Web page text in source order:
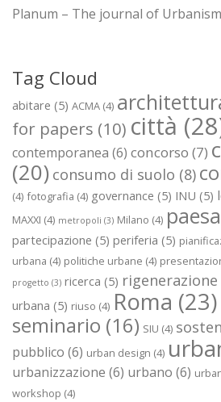
Planum – The journal of Urbanism
Tag Cloud
abitare (5) ACMA (4)
for papers (10) città
contemporanea (6) concorso (7)
(20) consumo di suolo (8)
(4) fotografia (4) governance (5) INU (5)
MAXXI (4) metropoli (3) Milano (4)
partecipazione (5) periferia (5)
urbana (4) politiche urbane (4)
progetto (3) ricerca (5) rigenerazione
urbana (5) riuso (4) Roma (23)
seminario (16) SIU (4)
pubblico (6) urban design (4)
urbanizzazione (6) urbano (6)
workshop (4)